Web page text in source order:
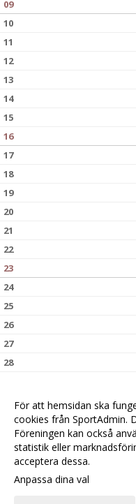
09
10
11
12
13
14
15
16
17
18
19
20
21
22
23
24
25
26
27
28
För att hemsidan ska
cookies från SportAdmin.
Föreningen kan också
statistik eller
acceptera dessa.
Anpassa dina val